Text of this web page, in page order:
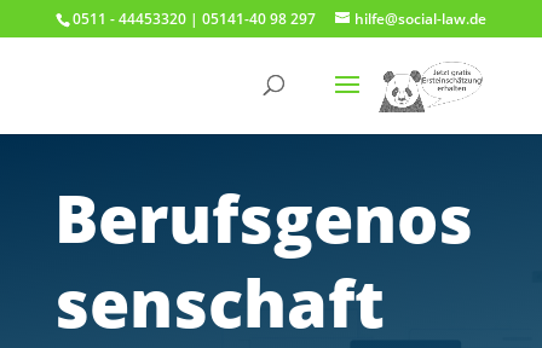
0511 - 44453320 | 05141-40 98 297 hilfe@social-law.de
Berufsgenos
senschaft